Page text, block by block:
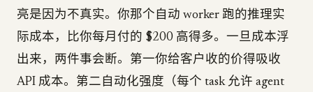
亮是因为不真实。你那个自动 worker 跑的推理实
际成本，比你每月付的 $200 高得多。一旦成本浮
出来，两件事会断。第一你给客户收的价得吸收
API 成本。第二自动化强度（每个 task 允许 agent